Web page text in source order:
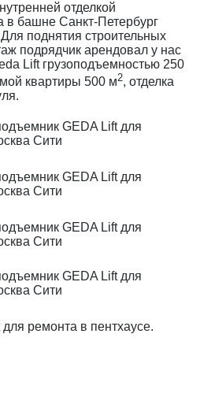
отделкой
в башне Санкт-Петербург
поднятия строительных
подрядчик арендовал у нас
Lift грузоподъемностью 250
квартиры 500 м2, отделка